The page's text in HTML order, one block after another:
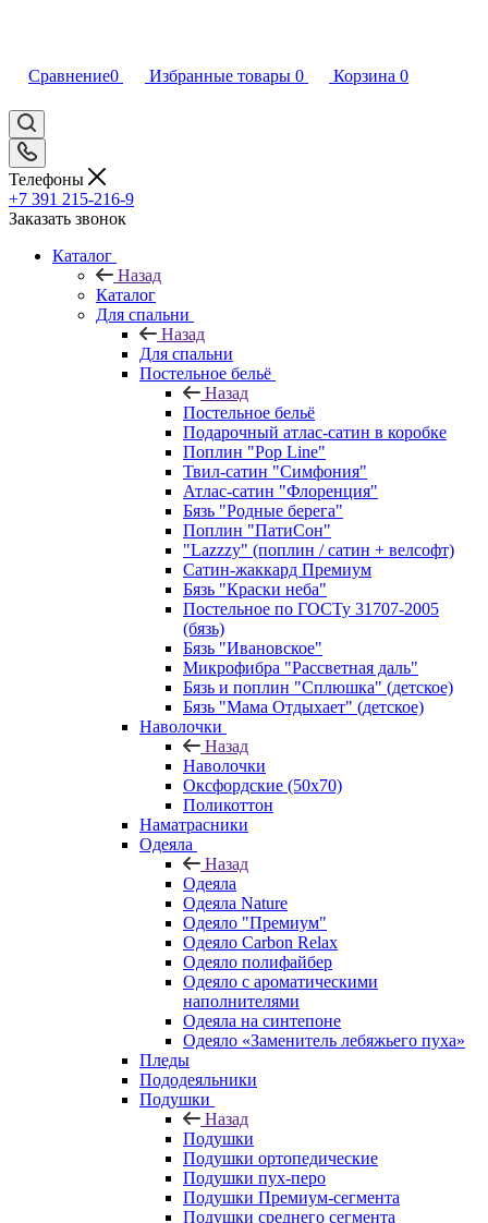
Сравнение0 Избранные товары 0 Корзина 0
Телефоны
+7 391 215-216-9
Заказать звонок
Каталог
Назад
Каталог
Для спальни
Назад
Для спальни
Постельное бельё
Назад
Постельное бельё
Подарочный атлас-сатин в коробке
Поплин "Pop Line"
Твил-сатин "Симфония"
Атлас-сатин "Флоренция"
Бязь "Родные берега"
Поплин "ПатиСон"
"Lazzzy" (поплин / сатин + велсофт)
Сатин-жаккард Премиум
Бязь "Краски неба"
Постельное по ГОСТу 31707-2005
(бязь)
Бязь "Ивановское"
Микрофибра "Рассветная даль"
Бязь и поплин "Сплюшка" (детское)
Бязь "Мама Отдыхает" (детское)
Наволочки
Назад
Наволочки
Оксфордские (50х70)
Поликоттон
Наматрасники
Одеяла
Назад
Одеяла
Одеяла Nature
Одеяло "Премиум"
Одеяло Carbon Relax
Одеяло полифайбер
Одеяло с ароматическими
наполнителями
Одеяла на синтепоне
Одеяло «Заменитель лебяжьего пуха»
Пледы
Пододеяльники
Подушки
Назад
Подушки
Подушки ортопедические
Подушки пух-перо
Подушки Премиум-сегмента
Подушки среднего сегмента